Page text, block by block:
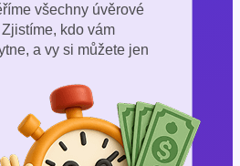
všechny úvěrové
kdo vám
a vy si můžete jen